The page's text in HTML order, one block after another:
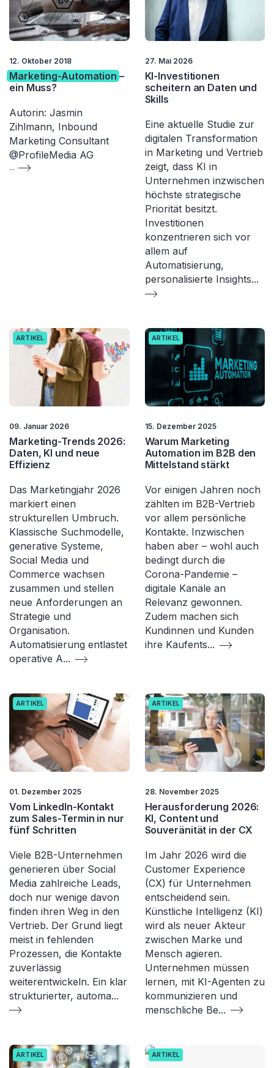
12. Oktober 2018
Marketing-Automation –
ein Muss?
Autorin: Jasmin
Zihlmann, Inbound
Marketing Consultant
@ProfileMedia AG
...
27. Mai 2026
KI-Investitionen
scheitern an Daten und
Skills
Eine aktuelle Studie zur
digitalen Transformation
in Marketing und Vertrieb
zeigt, dass KI in
Unternehmen inzwischen
höchste strategische
Priorität besitzt.
Investitionen
konzentrieren sich vor
allem auf
Automatisierung,
personalisierte Insights...
ARTIKEL
09. Januar 2026
Marketing-Trends 2026:
Daten, KI und neue
Effizienz
Das Marketingjahr 2026
markiert einen
strukturellen Umbruch.
Klassische Suchmodelle,
generative Systeme,
Social Media und
Commerce wachsen
zusammen und stellen
neue Anforderungen an
Strategie und
Organisation.
Automatisierung entlastet
operative A...
ARTIKEL
15. Dezember 2025
Warum Marketing
Automation im B2B den
Mittelstand stärkt
Vor einigen Jahren noch
zählten im B2B-Vertrieb
vor allem persönliche
Kontakte. Inzwischen
haben aber – wohl auch
bedingt durch die
Corona-Pandemie –
digitale Kanäle an
Relevanz gewonnen.
Zudem machen sich
Kundinnen und Kunden
ihre Kaufents...
ARTIKEL
01. Dezember 2025
Vom LinkedIn-Kontakt
zum Sales-Termin in nur
fünf Schritten
Viele B2B-Unternehmen
generieren über Social
Media zahlreiche Leads,
doch nur wenige davon
finden ihren Weg in den
Vertrieb. Der Grund liegt
meist in fehlenden
Prozessen, die Kontakte
zuverlässig
weiterentwickeln. Ein klar
strukturierter, automa...
ARTIKEL
28. November 2025
Herausforderung 2026:
KI, Content und
Souveränität in der CX
Im Jahr 2026 wird die
Customer Experience
(CX) für Unternehmen
entscheidend sein.
Künstliche Intelligenz (KI)
wird als neuer Akteur
zwischen Marke und
Mensch agieren.
Unternehmen müssen
lernen, mit KI-Agenten zu
kommunizieren und
menschliche Be...
ARTIKEL ARTIKEL